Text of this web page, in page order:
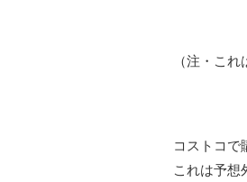
（注・こ
コストコで
これは予想